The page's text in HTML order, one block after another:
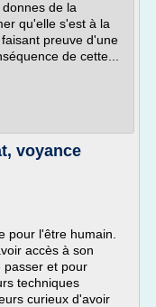
de la
qu'elle s'est à la
preuve d'une
de cette...
voyance
pour l'être humain.
accès à son
passer et pour
techniques
curieux d'avoir